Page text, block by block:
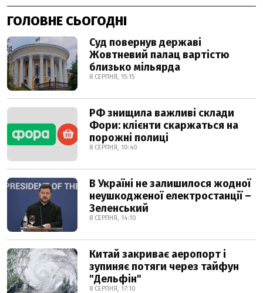
ГОЛОВНЕ СЬОГОДНІ
Суд повернув державі
Жовтневий палац вартістю
близько мільярда
8 СЕРПНЯ, 15:15
РФ знищила важливі склади
Фори: клієнти скаржаться на
порожні полиці
8 СЕРПНЯ, 10:40
В Україні не залишилося жодної
неушкодженої електростанції –
Зеленський
8 СЕРПНЯ, 14:10
Китай закриває аеропорт і
зупиняє потяги через тайфун
"Дельфін"
8 СЕРПНЯ, 17:10